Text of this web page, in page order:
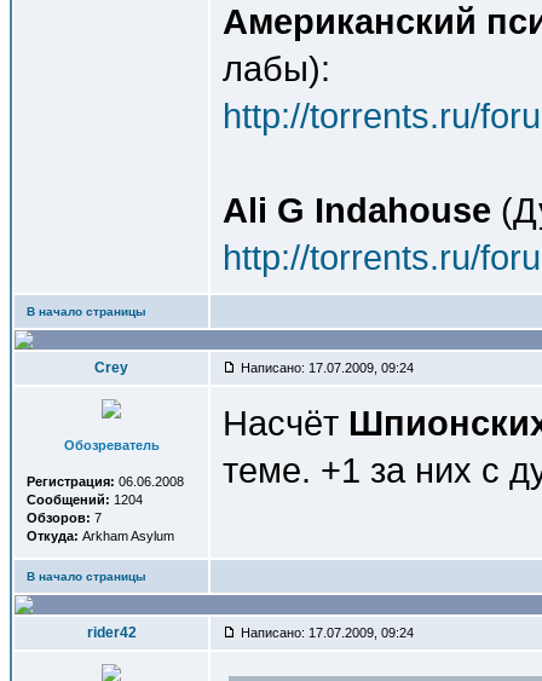
Американский
лабы):
http://torrents.ru/
Ali G Indahouse
http://torrents.ru/
В начало страницы
Crey Написано: 17.07.2009, 09:24
Обозреватель
Регистрация: 06.06.2008
Сообщений: 1204
Обзоров: 7
Откуда: Arkham Asylum
Насчёт
теме. +1 за них с
В начало страницы
rider42 Написано: 17.07.2009, 09:24